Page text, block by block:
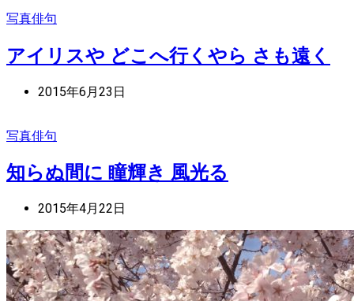
写真俳句
アイリスや どこへ行くやら さも遠く
2015年6月23日
写真俳句
知らぬ間に 瞳輝き 風光る
2015年4月22日